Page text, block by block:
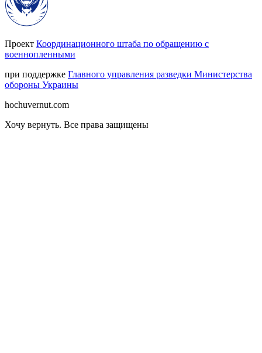
Проект Координационного штаба по обращению с
военнопленными
при поддержке Главного управления разведки Министерства
обороны Украины
hochuvernut.com
Хочу вернуть. Все права защищены